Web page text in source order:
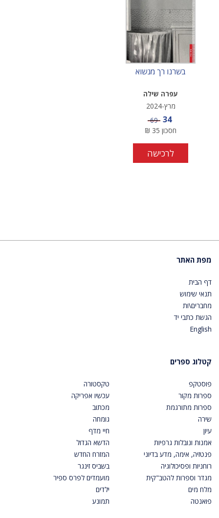
בשרנו רך מנשוא
עפרה שילה
מרץ-2024
מחיר מבצע
34 מחיר
69
חסכון 35
₪
לרכישה
מפת האתר
דף הבית
תנאי שימוש
מחברים\ות
הגשת כתבי יד
English
קטלוג ספרים
פוסטקפ
ספרות מקור
ספרות מתורגמת
שירה
עיון
אמנות ונובלות גרפיות
פנטזיה, אימה, מדע בדיוני
רוחניות ופסיכולוגיה
מגדר וספרות להטב"קית
מלח מים
פואנטה
טקסטורה
עכשיו אפריקה
מכתוב
גומחה
חיי מדף
הדשא הגדול
המזרח החדש
בשביס זינגר
מועמדים לפרס ספיר
ילדים
תמונע